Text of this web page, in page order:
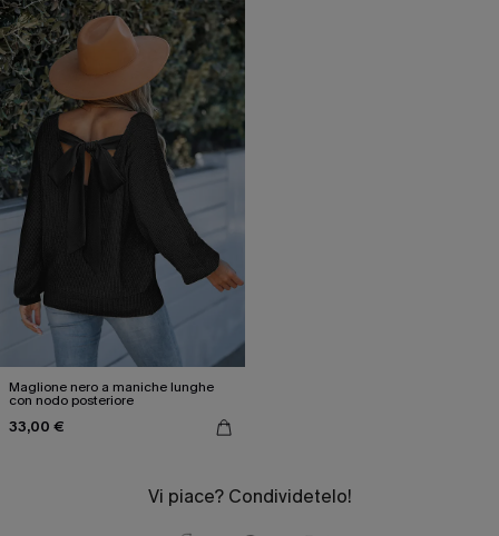
Maglione nero a maniche lunghe
con nodo posteriore
33,00 €
Vi piace? Condividetelo!